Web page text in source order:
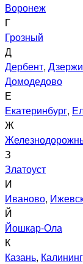
Воронеж
Г
Грозный
Д
Дербент,
Домодедово
Е
Екатеринбург,
Ж
З
Златоуст
И
Иваново,
Й
Йошкар-Ола
К
Казань,